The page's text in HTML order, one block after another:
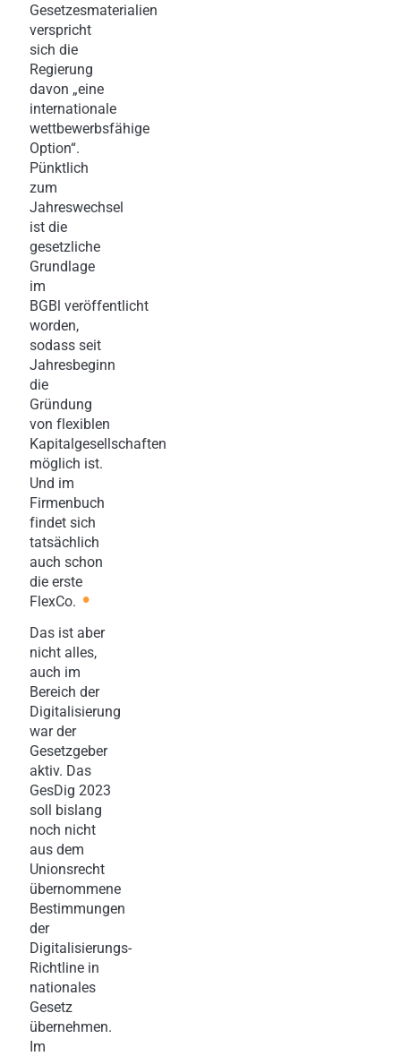
Gesetzesmaterialien
verspricht
sich die
Regierung
davon „eine
internationale
wettbewerbsfähige
Option“.
Pünktlich
zum
Jahreswechsel
ist die
gesetzliche
Grundlage
im
BGBl veröffentlicht
worden,
sodass seit
Jahresbeginn
die
Gründung
von flexiblen
Kapitalgesellschaften
möglich ist.
Und im
Firmenbuch
findet sich
tatsächlich
auch schon
die erste
FlexCo. •
Das ist aber
nicht alles,
auch im
Bereich der
Digitalisierung
war der
Gesetzgeber
aktiv. Das
GesDig 2023
soll bislang
noch nicht
aus dem
Unionsrecht
übernommene
Bestimmungen
der
Digitalisierungs-
Richtline in
nationales
Gesetz
übernehmen.
Im